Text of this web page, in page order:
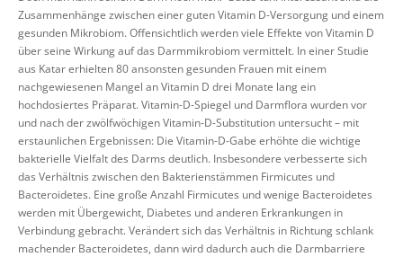
Zusammenhänge zwischen einer guten Vitamin D-Versorgung und einem
gesunden Mikrobiom. Offensichtlich werden viele Effekte von Vitamin D
über seine Wirkung auf das Darmmikrobiom vermittelt. In einer Studie
aus Katar erhielten 80 ansonsten gesunden Frauen mit einem
nachgewiesenen Mangel an Vitamin D drei Monate lang ein
hochdosiertes Präparat. Vitamin-D-Spiegel und Darmflora wurden vor
und nach der zwölfwöchigen Vitamin-D-Substitution untersucht – mit
erstaunlichen Ergebnissen: Die Vitamin-D-Gabe erhöhte die wichtige
bakterielle Vielfalt des Darms deutlich. Insbesondere verbesserte sich
das Verhältnis zwischen den Bakterienstämmen Firmicutes und
Bacteroidetes. Eine große Anzahl Firmicutes und wenige Bacteroidetes
werden mit Übergewicht, Diabetes und anderen Erkrankungen in
Verbindung gebracht. Verändert sich das Verhältnis in Richtung schlank
machender Bacteroidetes, dann wird dadurch auch die Darmbarriere